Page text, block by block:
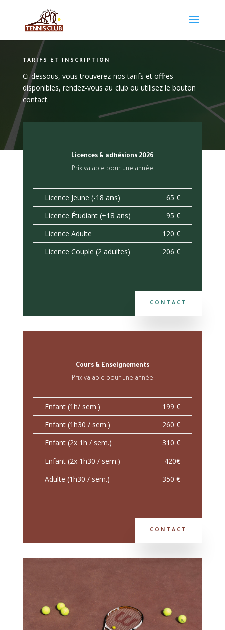
TARIFS ET INSCRIPTION
Ci-dessous, vous trouverez nos tarifs et offres
disponibles, rendez-vous au club ou utilisez le bouton
contact.
Licences & adhésions 2026
Prix valable pour une année
Licence Jeune (-18 ans)
65 €
Licence Étudiant (+18 ans)
95 €
Licence Adulte
120 €
Licence Couple (2 adultes)
206 €
CONTACT
Cours & Enseignements
Prix valable pour une année
Enfant (1h/ sem.)
199 €
Enfant (1h30 / sem.)
260 €
Enfant (2x 1h / sem.)
310 €
Enfant (2x 1h30 / sem.)
420€
Adulte (1h30 / sem.)
350 €
CONTACT